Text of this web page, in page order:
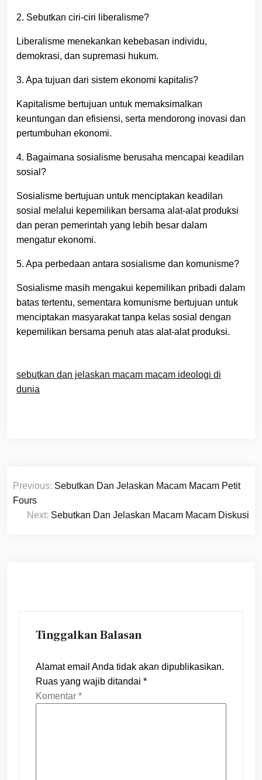
2. Sebutkan ciri-ciri liberalisme?
Liberalisme menekankan kebebasan individu,
demokrasi, dan supremasi hukum.
3. Apa tujuan dari sistem ekonomi kapitalis?
Kapitalisme bertujuan untuk memaksimalkan
keuntungan dan efisiensi, serta mendorong inovasi dan
pertumbuhan ekonomi.
4. Bagaimana sosialisme berusaha mencapai keadilan
sosial?
Sosialisme bertujuan untuk menciptakan keadilan
sosial melalui kepemilikan bersama alat-alat produksi
dan peran pemerintah yang lebih besar dalam
mengatur ekonomi.
5. Apa perbedaan antara sosialisme dan komunisme?
Sosialisme masih mengakui kepemilikan pribadi dalam
batas tertentu, sementara komunisme bertujuan untuk
menciptakan masyarakat tanpa kelas sosial dengan
kepemilikan bersama penuh atas alat-alat produksi.
sebutkan dan jelaskan macam macam ideologi di
dunia
Navigasi
pos
Previous: Sebutkan Dan Jelaskan Macam Macam Petit
Fours
Next: Sebutkan Dan Jelaskan Macam Macam Diskusi
Tinggalkan Balasan
Alamat email Anda tidak akan dipublikasikan.
Ruas yang wajib ditandai *
Komentar *